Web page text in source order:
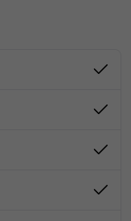
8 personnes
unique sur